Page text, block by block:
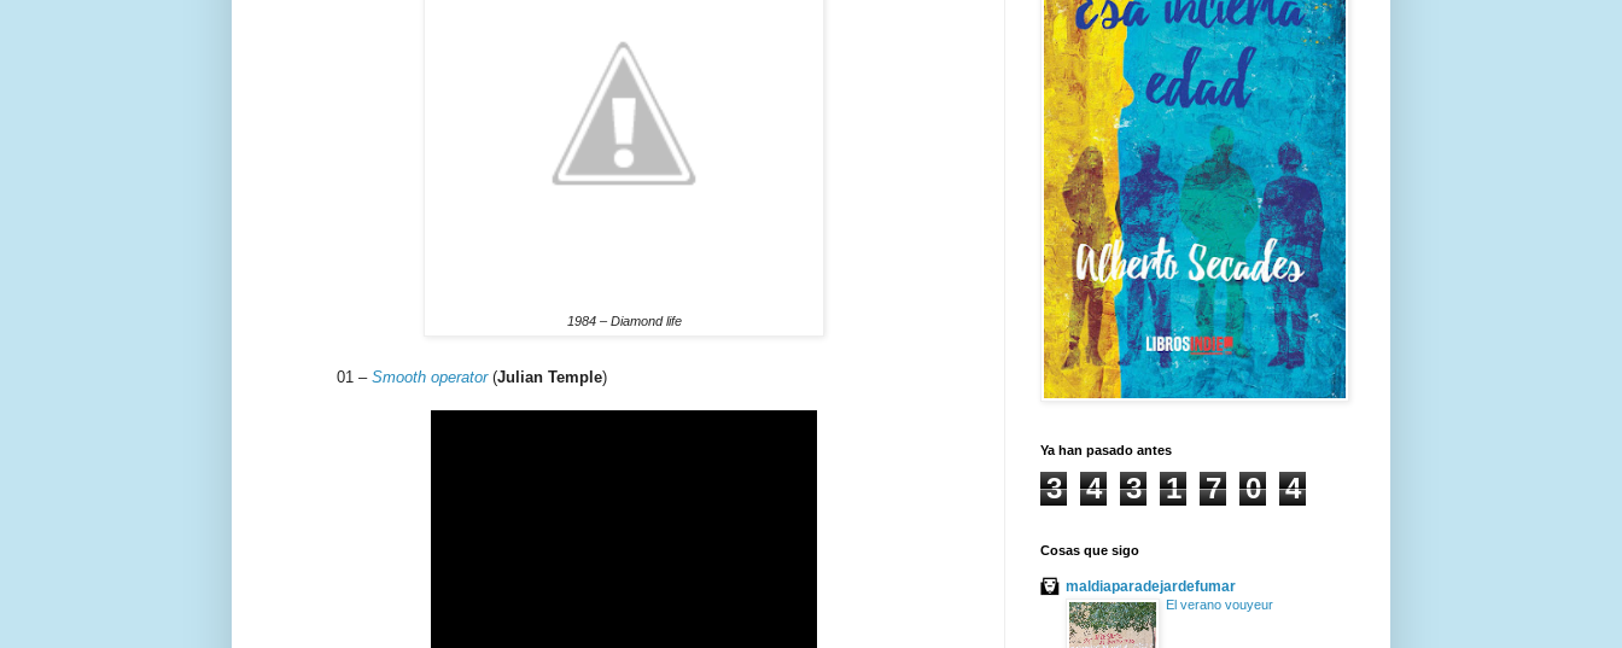
1984 – Diamond life
01 –Smooth operator(Julian Temple)
Ya han pasado antes
3 4 3 1 7 0 4
Cosas que sigo
maldiaparadejardefumar
El verano vouyeur